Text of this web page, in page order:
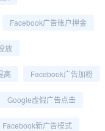
Facebook广告账户押金
放
高 Facebook广告加粉
Google虚假广告点击
Facebook新广告模式